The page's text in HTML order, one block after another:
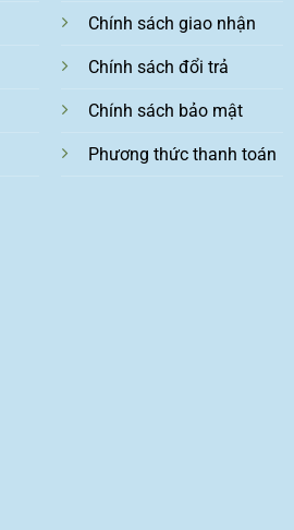
Chính sách giao nhận
Chính sách đổi trả
Chính sách bảo mật
Phương thức thanh toán